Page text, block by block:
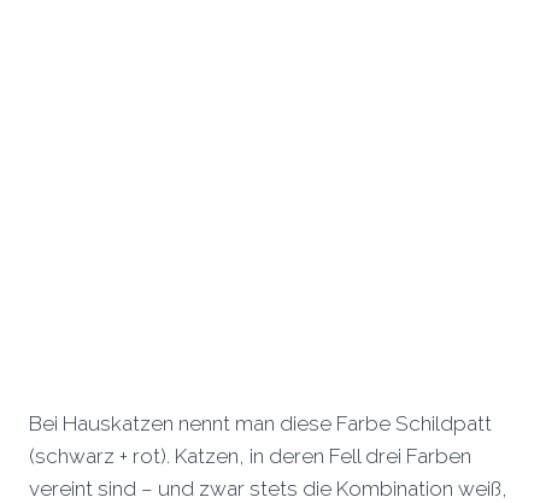
Bei Hauskatzen nennt man diese Farbe Schildpatt
(schwarz + rot). Katzen, in deren Fell drei Farben
vereint sind – und zwar stets die Kombination weiß,